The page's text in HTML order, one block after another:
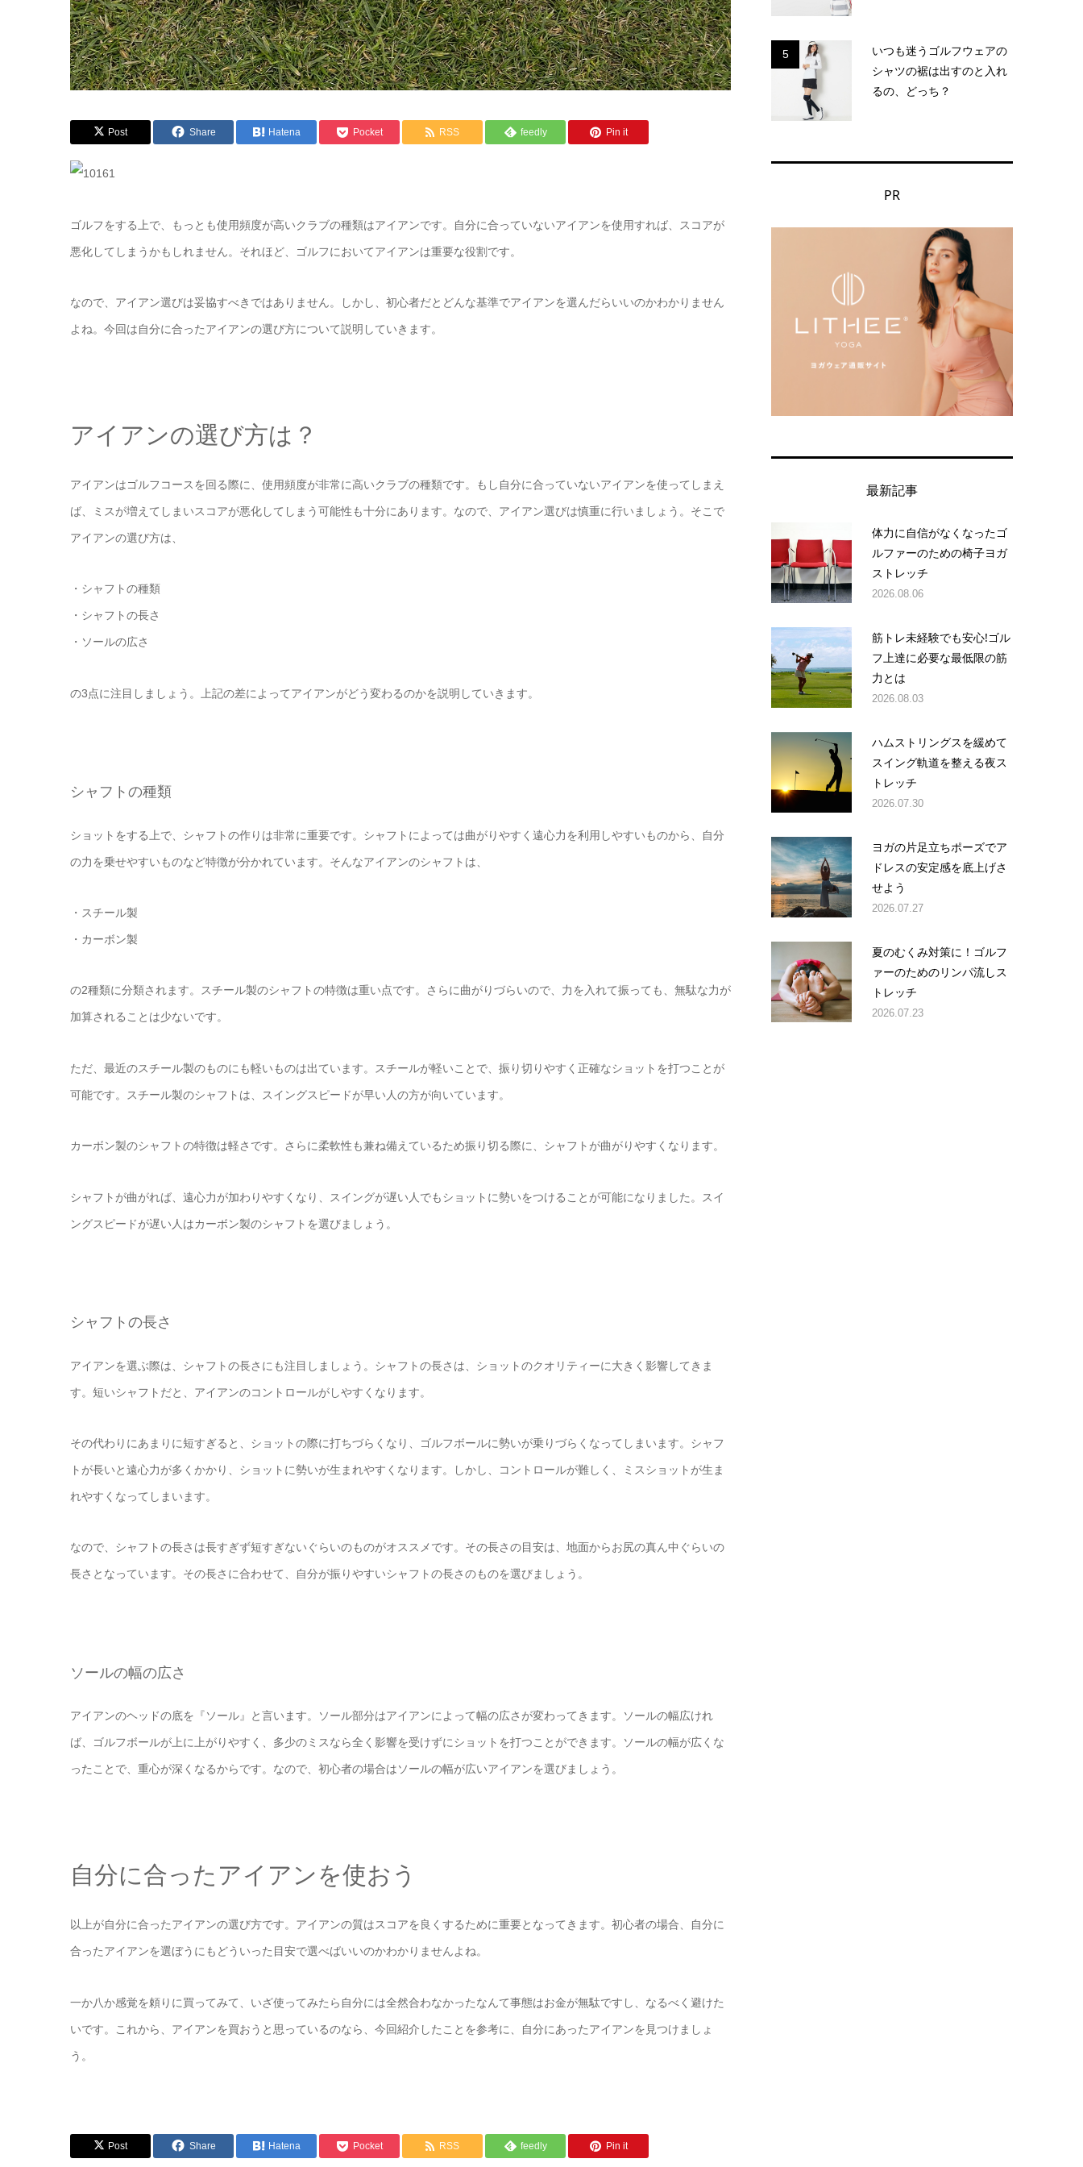
Post Share Hatena Pocket RSS feedly Pin it
ゴルフをする上で、もっとも使用頻度が高いクラブの種類はアイアンです。自分に合っていないアイアンを使用すれば、スコアが
悪化してしまうかもしれません。それほど、ゴルフにおいてアイアンは重要な役割です。
なので、アイアン選びは妥協すべきではありません。しかし、初心者だとどんな基準でアイアンを選んだらいいのかわかりません
よね。今回は自分に合ったアイアンの選び方について説明していきます。
アイアンの選び方は？
アイアンはゴルフコースを回る際に、使用頻度が非常に高いクラブの種類です。もし自分に合っていないアイアンを使ってしまえ
ば、ミスが増えてしまいスコアが悪化してしまう可能性も十分にあります。なので、アイアン選びは慎重に行いましょう。そこで
アイアンの選び方は、
・シャフトの種類
・シャフトの長さ
・ソールの広さ
の3点に注目しましょう。上記の差によってアイアンがどう変わるのかを説明していきます。
シャフトの種類
ショットをする上で、シャフトの作りは非常に重要です。シャフトによっては曲がりやすく遠心力を利用しやすいものから、自分
の力を乗せやすいものなど特徴が分かれています。そんなアイアンのシャフトは、
・スチール製
・カーボン製
の2種類に分類されます。スチール製のシャフトの特徴は重い点です。さらに曲がりづらいので、力を入れて振っても、無駄な力が
加算されることは少ないです。
ただ、最近のスチール製のものにも軽いものは出ています。スチールが軽いことで、振り切りやすく正確なショットを打つことが
可能です。スチール製のシャフトは、スイングスピードが早い人の方が向いています。
カーボン製のシャフトの特徴は軽さです。さらに柔軟性も兼ね備えているため振り切る際に、シャフトが曲がりやすくなります。
シャフトが曲がれば、遠心力が加わりやすくなり、スイングが遅い人でもショットに勢いをつけることが可能になりました。スイ
ングスピードが遅い人はカーボン製のシャフトを選びましょう。
シャフトの長さ
アイアンを選ぶ際は、シャフトの長さにも注目しましょう。シャフトの長さは、ショットのクオリティーに大きく影響してきま
す。短いシャフトだと、アイアンのコントロールがしやすくなります。
その代わりにあまりに短すぎると、ショットの際に打ちづらくなり、ゴルフボールに勢いが乗りづらくなってしまいます。シャフ
トが長いと遠心力が多くかかり、ショットに勢いが生まれやすくなります。しかし、コントロールが難しく、ミスショットが生ま
れやすくなってしまいます。
なので、シャフトの長さは長すぎず短すぎないぐらいのものがオススメです。その長さの目安は、地面からお尻の真ん中ぐらいの
長さとなっています。その長さに合わせて、自分が振りやすいシャフトの長さのものを選びましょう。
ソールの幅の広さ
アイアンのヘッドの底を『ソール』と言います。ソール部分はアイアンによって幅の広さが変わってきます。ソールの幅広けれ
ば、ゴルフボールが上に上がりやすく、多少のミスなら全く影響を受けずにショットを打つことができます。ソールの幅が広くな
ったことで、重心が深くなるからです。なので、初心者の場合はソールの幅が広いアイアンを選びましょう。
自分に合ったアイアンを使おう
以上が自分に合ったアイアンの選び方です。アイアンの質はスコアを良くするために重要となってきます。初心者の場合、自分に
合ったアイアンを選ぼうにもどういった目安で選べばいいのかわかりませんよね。
一か八か感覚を頼りに買ってみて、いざ使ってみたら自分には全然合わなかったなんて事態はお金が無駄ですし、なるべく避けた
いです。これから、アイアンを買おうと思っているのなら、今回紹介したことを参考に、自分にあったアイアンを見つけましょ
う。
Post Share Hatena Pocket RSS feedly Pin it
5
いつも迷うゴルフウェアの
シャツの裾は出すのと入れ
るの、どっち？
PR
最新記事
体力に自信がなくなったゴ
ルファーのための椅子ヨガ
ストレッチ
2026.08.06
筋トレ未経験でも安心!ゴル
フ上達に必要な最低限の筋
力とは
2026.08.03
ハムストリングスを緩めて
スイング軌道を整える夜ス
トレッチ
2026.07.30
ヨガの片足立ちポーズでア
ドレスの安定感を底上げさ
せよう
2026.07.27
夏のむくみ対策に！ゴルフ
ァーのためのリンパ流しス
トレッチ
2026.07.23